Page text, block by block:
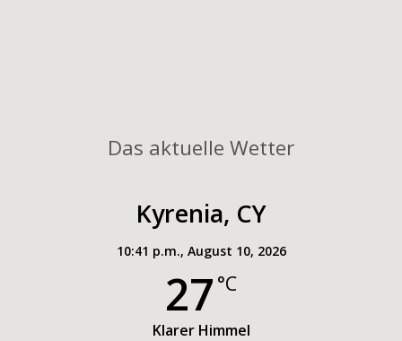
Das aktuelle Wetter
Kyrenia, CY
10:41 p.m., August 10, 2026
27 °C
Klarer Himmel